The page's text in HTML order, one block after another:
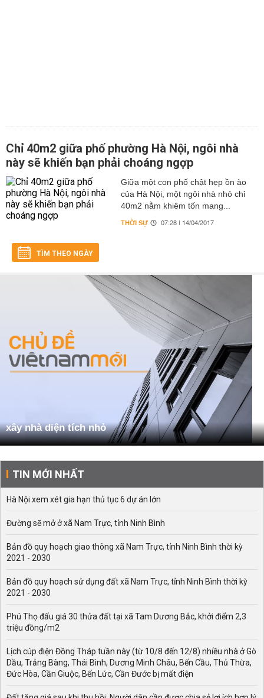
Chỉ 40m2 giữa phố phường Hà Nội, ngôi nhà
này sẽ khiến bạn phải choáng ngợp
Giữa một con phố chật hẹp ồn ào
của Hà Nội, một ngôi nhà nhỏ chỉ
40m2 nằm khiêm tốn mang...
THỜI SỰ 07:28 | 14/04/2017
TÌM THEO NGÀY
xây nhà diện tích nhỏ
TIN MỚI NHẤT
Hà Nội xem xét gia hạn thủ tục 6 dự án lớn
Đường sẽ mở ở xã Nam Trực, tỉnh Ninh Bình
Bản đồ quy hoạch giao thông xã Nam Trực, tỉnh Ninh Bình thời kỳ
2021 - 2030
Bản đồ quy hoạch sử dụng đất xã Nam Trực, tỉnh Ninh Bình thời kỳ
2021 - 2030
Phú Thọ đấu giá 30 thửa đất tại xã Tam Dương Bắc, khởi điểm 2,3
triệu đồng/m2
Lịch cúp điện Đồng Tháp tuần này (từ 10/8 đến 12/8) nhiều nhà ở Gò
Dầu, Trảng Bàng, Thái Bình, Dương Minh Châu, Bến Cầu, Thủ Thừa,
Đức Hòa, Cần Giuộc, Bến Lức, Cần Đước bị mất điện